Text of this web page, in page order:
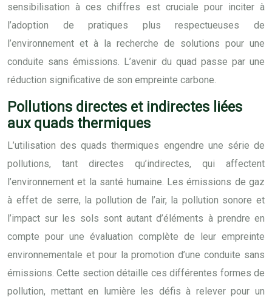
sensibilisation à ces chiffres est cruciale pour inciter à
l’adoption de pratiques plus respectueuses de
l’environnement et à la recherche de solutions pour une
conduite sans émissions. L’avenir du quad passe par une
réduction significative de son empreinte carbone.
Pollutions directes et indirectes liées
aux quads thermiques
L’utilisation des quads thermiques engendre une série de
pollutions, tant directes qu’indirectes, qui affectent
l’environnement et la santé humaine. Les émissions de gaz
à effet de serre, la pollution de l’air, la pollution sonore et
l’impact sur les sols sont autant d’éléments à prendre en
compte pour une évaluation complète de leur empreinte
environnementale et pour la promotion d’une conduite sans
émissions. Cette section détaille ces différentes formes de
pollution, mettant en lumière les défis à relever pour un